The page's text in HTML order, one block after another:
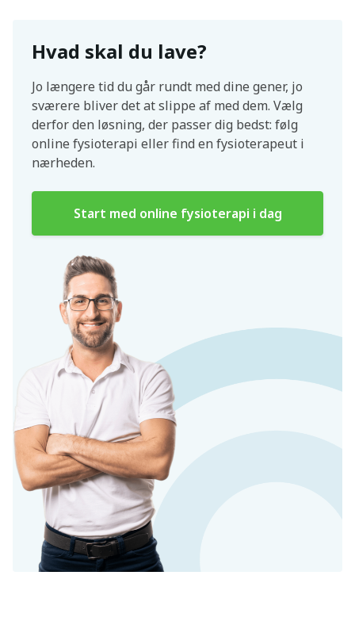
Hvad skal du lave?
Jo længere tid du går rundt med dine gener, jo
sværere bliver det at slippe af med dem. Vælg
derfor den løsning, der passer dig bedst: følg
online fysioterapi eller find en fysioterapeut i
nærheden.
Start med online fysioterapi i dag